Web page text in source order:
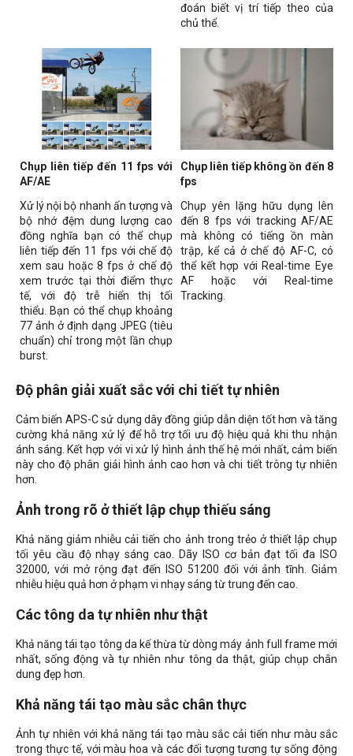
đoán biết vị trí tiếp theo của
chủ thể.
Chụp liên tiếp đến 11 fps với
AF/AE
Xử lý nội bộ nhanh ấn tượng và
bộ nhớ đệm dung lượng cao
đồng nghĩa bạn có thể chụp
liên tiếp đến 11 fps với chế độ
xem sau hoặc 8 fps ở chế độ
xem trước tại thời điểm thực
tế, với độ trễ hiển thị tối
thiểu. Bạn có thể chụp khoảng
77 ảnh ở định dạng JPEG (tiêu
chuẩn) chỉ trong một lần chụp
burst.
Chụp liên tiếp không ồn đến 8
fps
Chụp yên lặng hữu dụng lên
đến 8 fps với tracking AF/AE
mà không có tiếng ồn màn
trập, kể cả ở chế độ AF-C, có
thể kết hợp với Real-time Eye
AF hoặc với Real-time
Tracking.
Độ phân giải xuất sắc với chi tiết tự nhiên
Cảm biến APS-C sử dụng dây đồng giúp dẫn diện tốt hơn và tăng
cường khả năng xử lý để hỗ trợ tối ưu độ hiệu quả khi thu nhận
ánh sáng. Kết hợp với vi xử lý hình ảnh thế hệ mới nhất, cảm biến
này cho độ phân giải hình ảnh cao hơn và chi tiết trông tự nhiên
hơn.
Ảnh trong rõ ở thiết lập chụp thiếu sáng
Khả năng giảm nhiễu cải tiến cho ảnh trong trẻo ở thiết lập chụp
tối yêu cầu độ nhạy sáng cao. Dãy ISO cơ bản đạt tối đa ISO
32000, với mở rộng đạt đến ISO 51200 đối với ảnh tĩnh. Giảm
nhiễu hiệu quả hơn ở phạm vi nhạy sáng từ trung đến cao.
Các tông da tự nhiên như thật
Khả năng tái tạo tông da kế thừa từ dòng máy ảnh full frame mới
nhất, sống động và tự nhiên như tông da thật, giúp chụp chân
dung đẹp hơn.
Khả năng tái tạo màu sắc chân thực
Ảnh tự nhiên với khả năng tái tạo màu sắc cải tiến như màu sắc
trong thực tế, với màu hoa và các đối tượng tương tự sống động